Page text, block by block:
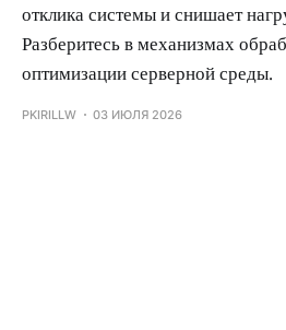
отклика системы и снишает
Разберитесь в механизмах
оптимизации серверной среды.
PKIRILLW 03 ИЮЛЯ 2026